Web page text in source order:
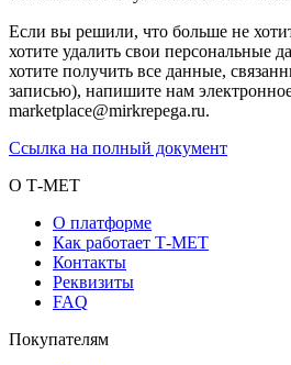
Если вы решили, что больше не
хотите удалить свои персональные
хотите получить все данные,
записью), напишите нам
marketplace@mirkrepega.ru.
Ссылка на полный документ
О Т-МЕТ
О платформе
Как работает Т-МЕТ
Контакты
Реквизиты
FAQ
Покупателям